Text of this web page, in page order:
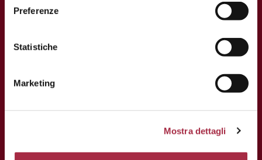
Preferenze
Statistiche
Marketing
Mostra dettagli
Fax: +39 059 208623
USt-Identifikationsnummer und